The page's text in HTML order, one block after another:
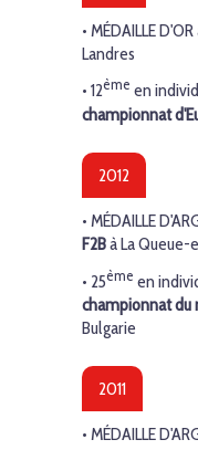
• MÉDAILLE D'OR
Landres
• 12ème en
championnat
2012
• MÉDAILLE
F2Bà La Queue-
• 25ème en
championnat du
Bulgarie
2011
• MÉDAILLE